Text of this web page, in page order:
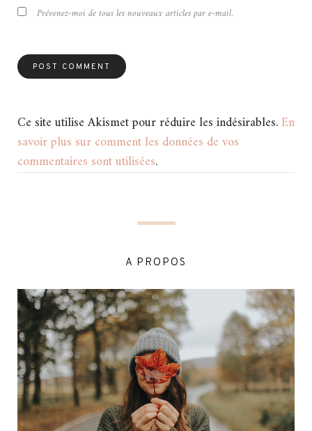
Prévenez-moi de tous les nouveaux articles par e-mail.
Ce site utilise Akismet pour réduire les indésirables.En
savoir plus sur comment les données de vos
commentaires sont utilisées.
A PROPOS